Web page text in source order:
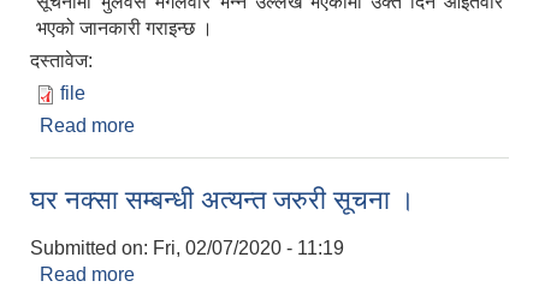
भएको जानकारी गराइन्छ ।
दस्तावेज:
file
Read more
घर नक्सा सम्बन्धी अत्यन्त जरुरी सूचना ।
Submitted on: Fri, 02/07/2020 - 11:19
Read more